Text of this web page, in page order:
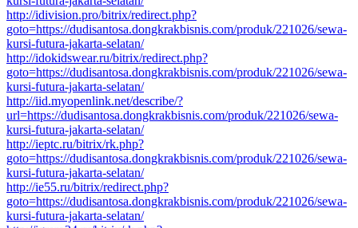
http://idivision.pro/bitrix/redirect.php?
goto=https://dudisantosa.dongkrakbisnis.com/produk/221026/sewa-
kursi-futura-jakarta-selatan/
http://idokidswear.ru/bitrix/redirect.php?
goto=https://dudisantosa.dongkrakbisnis.com/produk/221026/sewa-
kursi-futura-jakarta-selatan/
http://iid.myopenlink.net/describe/?
url=https://dudisantosa.dongkrakbisnis.com/produk/221026/sewa-
kursi-futura-jakarta-selatan/
http://ieptc.ru/bitrix/rk.php?
goto=https://dudisantosa.dongkrakbisnis.com/produk/221026/sewa-
kursi-futura-jakarta-selatan/
http://ie55.ru/bitrix/redirect.php?
goto=https://dudisantosa.dongkrakbisnis.com/produk/221026/sewa-
kursi-futura-jakarta-selatan/